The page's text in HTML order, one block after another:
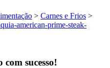
> Carnes e Frios >
american-prime-steak-
sucesso!